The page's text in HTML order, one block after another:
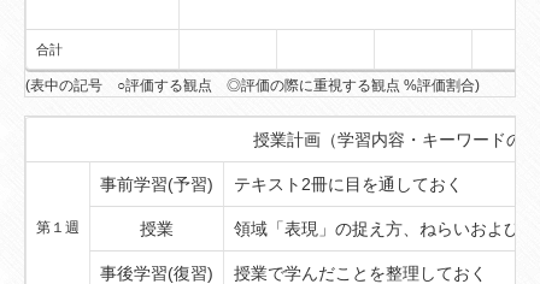
合計
(表中の記号 ○評価する観点 ◎評価の際に重視する観点 %評価割合)
授業計画（学習内容・キーワードの
第１週
事前学習(予習) テキスト2冊に目を通しておく
授業 領域「表現」の捉え方、ねらいおよび
事後学習(復習) 授業で学んだことを整理しておく